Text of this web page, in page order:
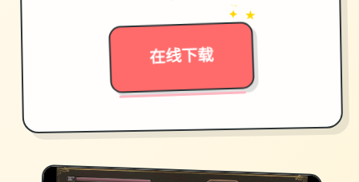
在线下载
→
✦ ★